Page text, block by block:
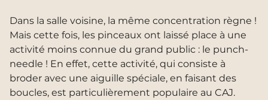
Dans la salle voisine, la même concentration règne !
Mais cette fois, les pinceaux ont laissé place à une
activité moins connue du grand public : le punch-
needle ! En effet, cette activité, qui consiste à
broder avec une aiguille spéciale, en faisant des
boucles, est particulièrement populaire au CAJ.